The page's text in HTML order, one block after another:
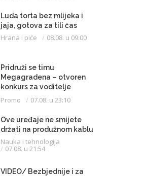
Luda torta bez mlijeka i
jaja, gotova za tili čas
Hrana i piće 08.08. u 09:00
Pridruži se timu
Megagradena – otvoren
konkurs za voditelje
gradilišta
Promo 07.08. u 23:10
Ove uređaje ne smijete
držati na produžnom kablu
Nauka i tehnologija
07.08. u 21:54
VIDEO/ Bezbjednije i za